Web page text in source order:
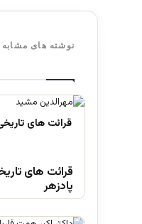
نوشته های مشابه
قرائت های
پادزهر